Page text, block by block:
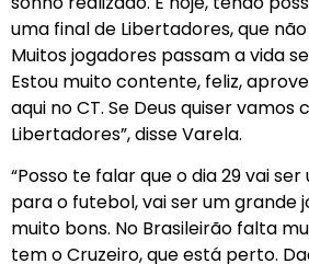
uma final de Libertadores, que
Muitos jogadores passam a vida
Estou muito contente, feliz,
aqui no CT. Se Deus quiser vamos
Libertadores”, disse Varela.
“Posso te falar que o dia 29 vai
para o futebol, vai ser um grande
muito bons. No Brasileirão falta
tem o Cruzeiro, que está perto.